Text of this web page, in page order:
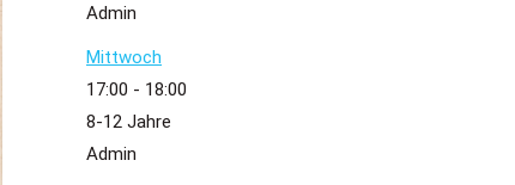
Admin
Mittwoch
17:00 - 18:00
8-12 Jahre
Admin